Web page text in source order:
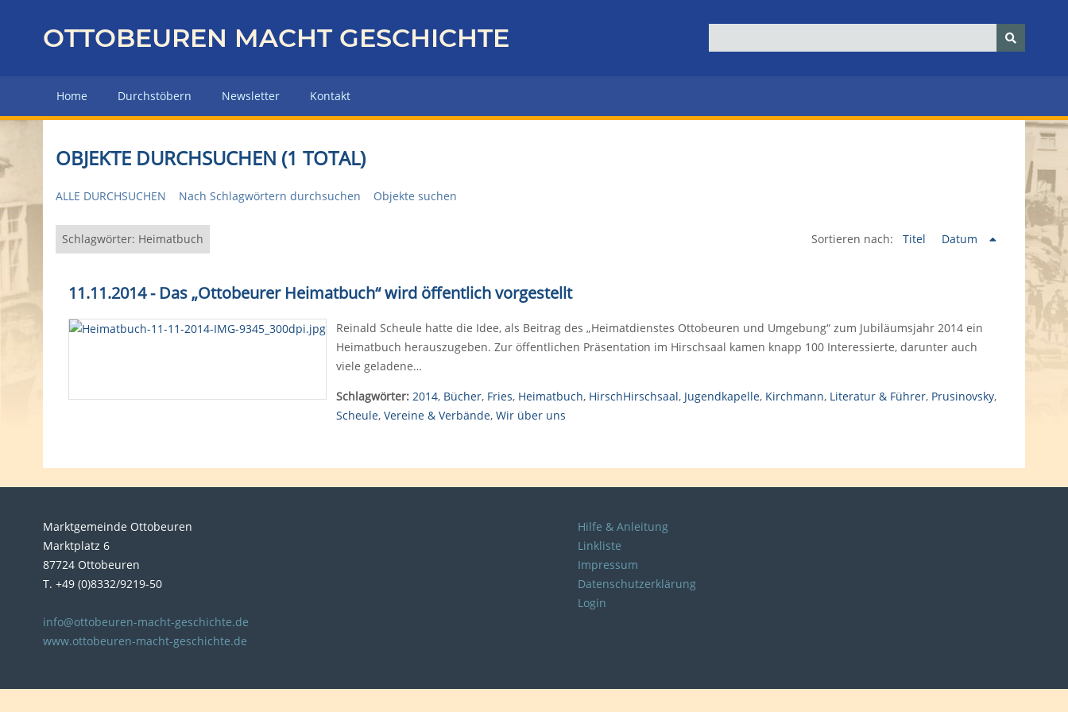
z
r
H
u
p
e
OTTOBEUREN MACHT GESCHICHTE
Home Durchstöbern Newsletter Kontakt
OBJEKTE DURCHSUCHEN (1 TOTAL)
ALLE DURCHSUCHEN Nach Schlagwörtern durchsuchen Objekte suchen
Schlagwörter: Heimatbuch Sortieren nach: Titel Datum
11.11.2014 - Das „Ottobeurer Heimatbuch“ wird öffentlich vorgestellt
Reinald Scheule hatte die Idee, als Beitrag des „Heimatdienstes Ottobeuren und Umgebung“ zum Jubiläumsjahr 2014 ein
Heimatbuch herauszugeben. Zur öffentlichen Präsentation im Hirschsaal kamen knapp 100 Interessierte, darunter auch
viele geladene…
Schlagwörter: 2014, Bücher, Fries, Heimatbuch, HirschHirschsaal, Jugendkapelle, Kirchmann, Literatur & Führer, Prusinovsky,
Scheule, Vereine & Verbände, Wir über uns
Marktgemeinde Ottobeuren
Marktplatz 6
87724 Ottobeuren
T. +49 (0)8332/9219-50
info@ottobeuren-macht-geschichte.de
www.ottobeuren-macht-geschichte.de
Hilfe & Anleitung
Linkliste
Impressum
Datenschutzerklärung
Login